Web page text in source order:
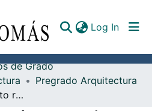
Log In
de Grado
Pregrado Arquitectura
Diseño de alojamiento rural en Berlín, Santander